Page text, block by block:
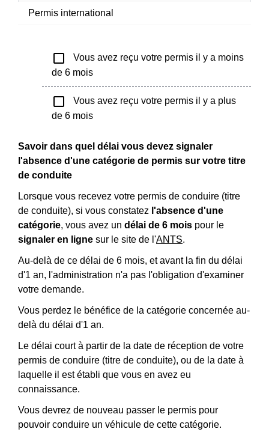
Permis international
check_box_outline_blank
Vous avez reçu votre permis il y a moins
de 6 mois
check_box_outline_blank
Vous avez reçu votre permis il y a plus
de 6 mois
Savoir dans quel délai vous devez signaler
l'absence d'une catégorie de permis sur votre titre
de conduite
Lorsque vous recevez votre permis de conduire (titre
de conduite), si vous constatez l'absence d'une
catégorie, vous avez un délai de 6 mois pour le
signaler en ligne sur le site de l'ANTS.
Au-delà de ce délai de 6 mois, et avant la fin du délai
d'1 an, l'administration n'a pas l'obligation d'examiner
votre demande.
Vous perdez le bénéfice de la catégorie concernée au-
delà du délai d'1 an.
Le délai court à partir de la date de réception de votre
permis de conduire (titre de conduite), ou de la date à
laquelle il est établi que vous en avez eu
connaissance.
Vous devrez de nouveau passer le permis pour
pouvoir conduire un véhicule de cette catégorie.